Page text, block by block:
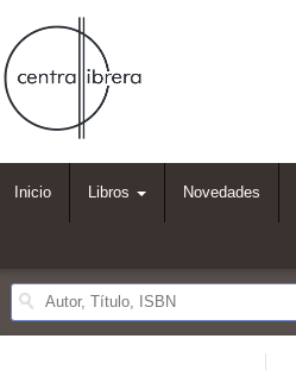
Inicio Libros Novedades